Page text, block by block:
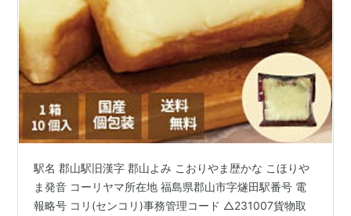
駅名 郡山駅旧漢字 郡山よみ こおりやま歴かな こほりや
ま発音 コーリヤマ所在地 福島県郡山市字燧田駅番号 電
報略号 コリ(センコリ)事務管理コード △231007貨物取